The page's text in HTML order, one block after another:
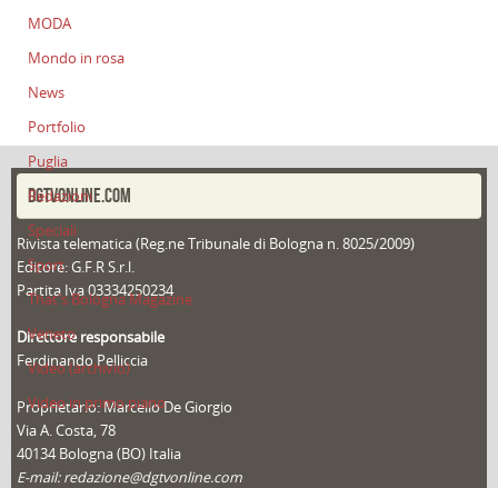
MODA
Mondo in rosa
News
Portfolio
Puglia
Redazioni
Speciali
Sport
That's Bologna Magazine
Veneto
Video (archivio)
Video in primo piano
DGTVONLINE.COM
Rivista telematica (Reg.ne Tribunale di Bologna n. 8025/2009)
Editore: G.F.R S.r.l.
Partita Iva 03334250234
Direttore responsabile
Ferdinando Pelliccia
Proprietario: Marcello De Giorgio
Via A. Costa, 78
40134 Bologna (BO) Italia
E-mail: redazione@dgtvonline.com